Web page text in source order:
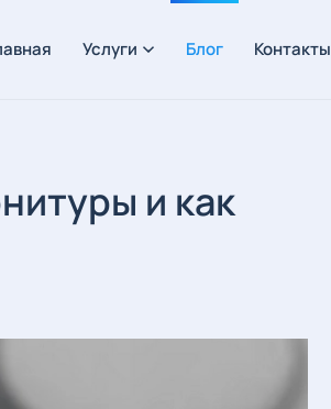
Услуги Блог Контакты
и как